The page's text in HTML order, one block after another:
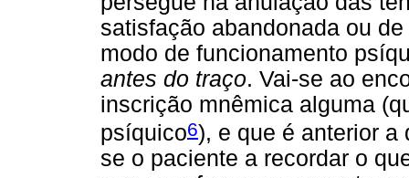
satisfação abandonada ou
modo de funcionamento
antes do traço. Vai-se ao
inscrição mnêmica alguma
psíquico6), e que é anterior a
se o paciente a recordar o